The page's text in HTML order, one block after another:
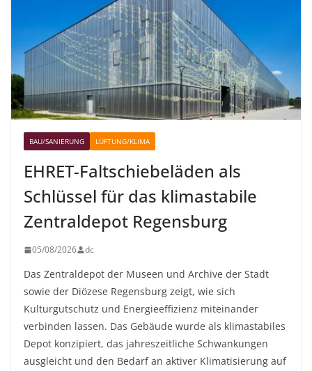
BAU/SANIERUNG LÜFTUNG/KLIMA
EHRET-Faltschiebeläden als
Schlüssel für das klimastabile
Zentraldepot Regensburg
05/08/2026 dc
Das Zentraldepot der Museen und Archive der Stadt
sowie der Diözese Regensburg zeigt, wie sich
Kulturgutschutz und Energieeffizienz miteinander
verbinden lassen. Das Gebäude wurde als klimastabiles
Depot konzipiert, das jahreszeitliche Schwankungen
ausgleicht und den Bedarf an aktiver Klimatisierung auf